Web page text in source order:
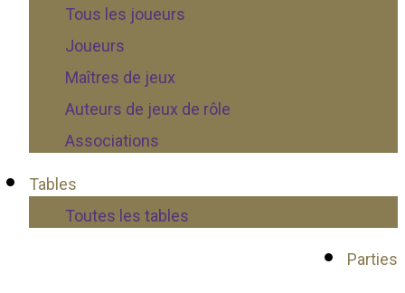
Tous les joueurs
Joueurs
Maîtres de jeux
Auteurs de jeux de rôle
Associations
Tables
Toutes les tables
Parties